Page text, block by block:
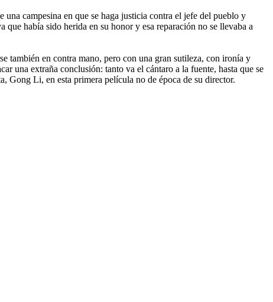
campesina en que se haga justicia contra el jefe del pueblo y
había sido herida en su honor y esa reparación no se llevaba a
también en contra mano, pero con una gran sutileza, con ironía y
una extraña conclusión: tanto va el cántaro a la fuente, hasta que se
Gong Li, en esta primera película no de época de su director.